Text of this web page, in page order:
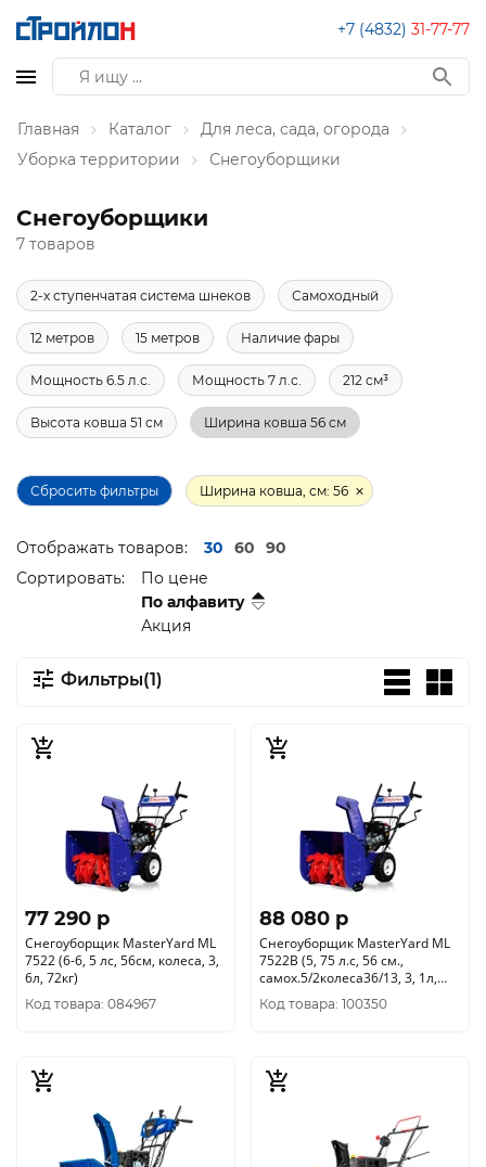
+7 (4832) 31-77-77
Главная Каталог
Для леса, сада, огорода
Уборка территории
Снегоуборщики
Снегоуборщики
7 товаров
2-х ступенчатая система шнеков Самоходный
12 метров 15 метров Наличие фары
Мощность 6.5 л.с. Мощность 7 л.с. 212 см³
Высота ковша 51 см Ширина ковша 56 см
Сбросить фильтры Ширина ковша, см: 56
Отображать товаров: 30 60
90
Сортировать:
По цене
По алфавиту
Акция
Фильтры(1)
77 290 p
Снегоуборщик MasterYard ML
7522 (6-6, 5 лс, 56см, колеса, 3,
6л, 72кг)
Код товара: 084967
88 080 p
Снегоуборщик MasterYard ML
7522B (5, 75 л.с, 56 см.,
самох.5/2колеса36/13, 3, 1л,
78кг.ф300мм)
Код товара: 100350